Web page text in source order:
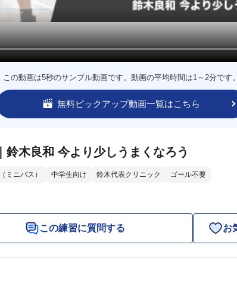
この動画は5秒のサンプル動画です。動画の平均時間は1～2分です。
無料ピックアップ動画一覧はこちら
鈴木良和 今より少しうまくなろう
ミニバス） 中学生向け 鈴木代表クリニック ゴール不要
この練習に質問する お